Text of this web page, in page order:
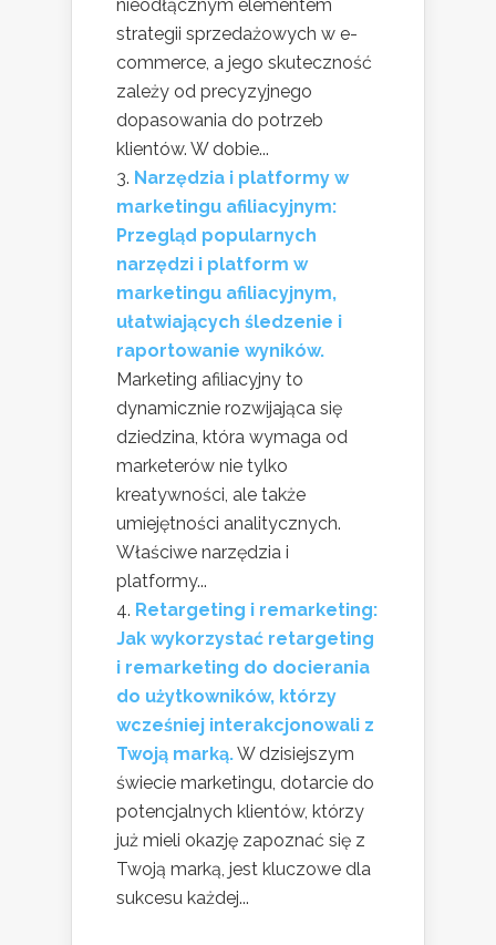
nieodłącznym elementem
strategii sprzedażowych w e-
commerce, a jego skuteczność
zależy od precyzyjnego
dopasowania do potrzeb
klientów. W dobie...
Narzędzia i platformy w
marketingu afiliacyjnym:
Przegląd popularnych
narzędzi i platform w
marketingu afiliacyjnym,
ułatwiających śledzenie i
raportowanie wyników.
Marketing afiliacyjny to
dynamicznie rozwijająca się
dziedzina, która wymaga od
marketerów nie tylko
kreatywności, ale także
umiejętności analitycznych.
Właściwe narzędzia i
platformy...
Retargeting i remarketing:
Jak wykorzystać retargeting
i remarketing do docierania
do użytkowników, którzy
wcześniej interakcjonowali z
Twoją marką.W dzisiejszym
świecie marketingu, dotarcie do
potencjalnych klientów, którzy
już mieli okazję zapoznać się z
Twoją marką, jest kluczowe dla
sukcesu każdej...